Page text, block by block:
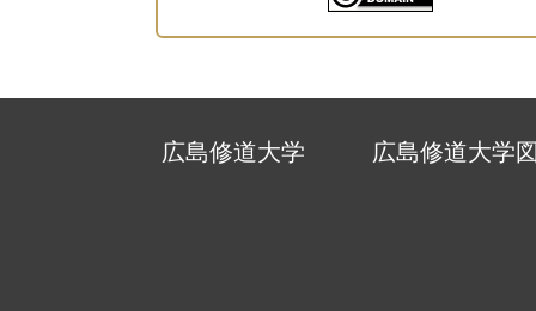
広島修道大学 広島修道大学